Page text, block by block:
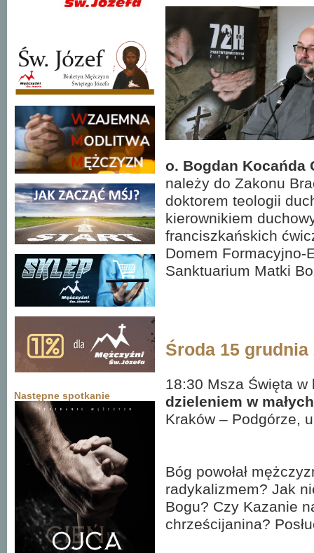
Następne spotkanie
o. Bogdan Kocańda
należy do Zakonu
doktorem teologii
kierownikiem
franciszkańskich
Domem Formacyjno-
Sanktuarium Matki
Środa 15 grudnia
18:30 Msza Święta
dzieleniem w
Kraków – Podgórze,
Bóg powołał
radykalizmem? Jak
Bogu? Czy Kazanie
chrześcijanina?